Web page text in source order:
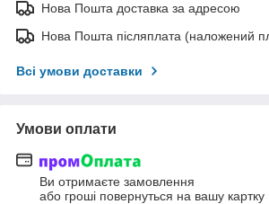
Нова Пошта доставка за адресою
Нова Пошта післяплата (наложений
Всі умови доставки
Умови оплати
Ви отримаєте замовлення
або гроші повернуться на вашу картку